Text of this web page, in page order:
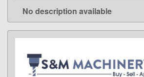
LEARN MORE
No description available